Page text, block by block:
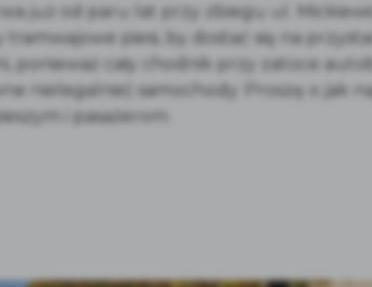
już od paru lat przy zbiegu ul.
tramwajowe piesi, by dostać się na
ponieważ cały chodnik przy zatoce
nielegalnie) samochody. Proszę o jak
i pasażerom.